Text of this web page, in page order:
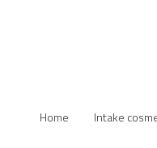
Hoofdmenu
Home Intake